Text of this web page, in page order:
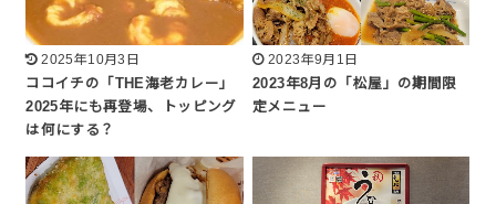
2025年10月3日
ココイチの「THE海老カレー」
2025年にも再登場、トッピング
は何にする？
2023年9月1日
2023年8月の「松屋」の期間限
定メニュー